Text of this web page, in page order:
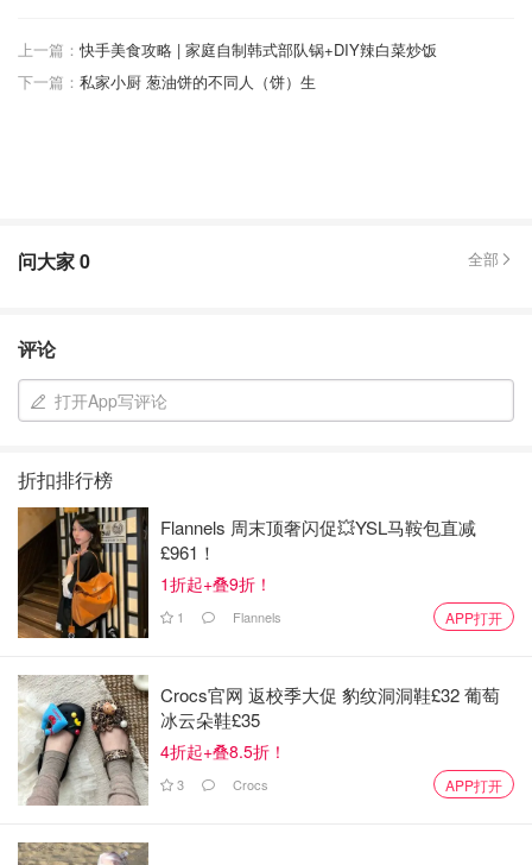
下面我们来聊一下 跟着明星们推荐入的几款好用的口红 当
然有些是我自己推荐的 （我会在下面标清楚）
上一个口红 宅家也要美美的才有好心情💞
YSL 番茄红🍅
上一篇： 快手美食攻略 | 家庭自制韩式部队锅+DIY辣白菜炒饭
下一篇： 私家小厨 葱油饼的不同人（饼）生
问大家0 全部
评论
打开App写评论
折扣排行榜
Flannels 周末顶奢闪促💥YSL马鞍包直减
£961！
1折起+叠9折！
1 Flannels APP打开
Crocs官网 返校季大促 豹纹洞洞鞋£32 葡萄
冰云朵鞋£35
4折起+叠8.5折！
3 Crocs APP打开